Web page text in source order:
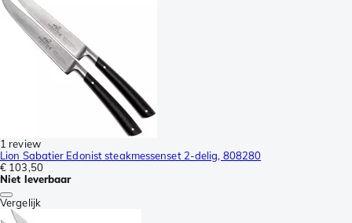
1 review
Lion Sabatier Edonist steakmessenset 2-delig, 808280
€ 103,50
Niet leverbaar
Vergelijk